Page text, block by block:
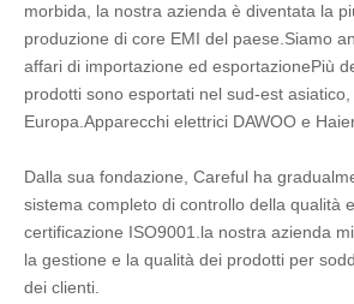
morbida, la nostra azienda è diventata la
produzione di core EMI del paese.Siamo
affari di importazione ed esportazionePiù
prodotti sono esportati nel sud-est
Europa.Apparecchi elettrici DAWOO e
Dalla sua fondazione, Careful ha
sistema completo di controllo della qualità
certificazione ISO9001.la nostra azienda
la gestione e la qualità dei prodotti per
dei clienti.